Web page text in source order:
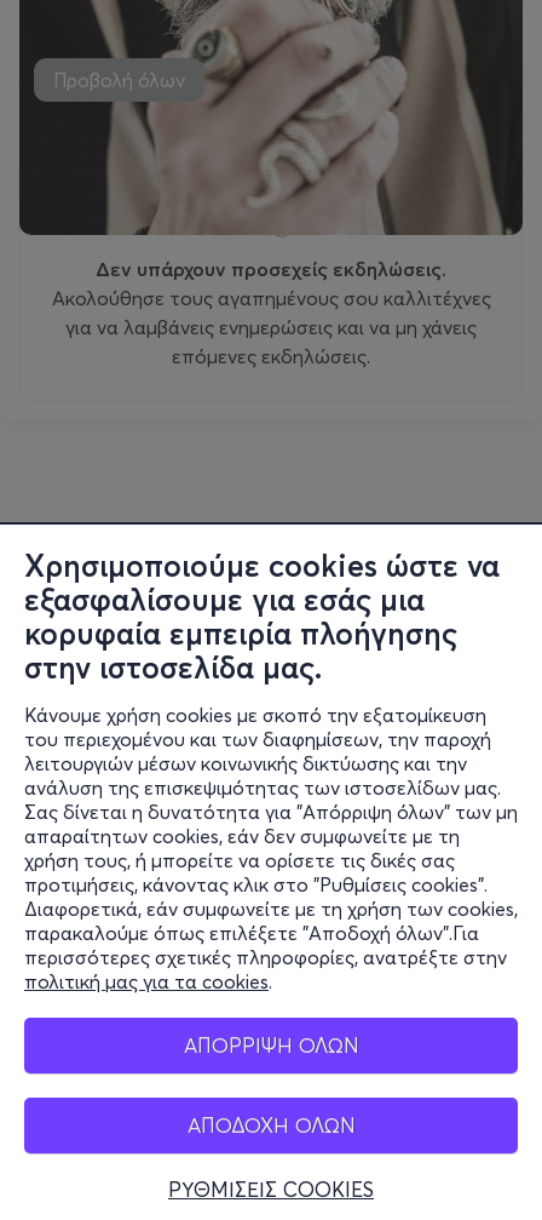
Χρησιμοποιούμε cookies ώστε να
εξασφαλίσουμε για εσάς μια
κορυφαία εμπειρία πλοήγησης
στην ιστοσελίδα μας.
Κάνουμε χρήση cookies με σκοπό την εξατομίκευση
του περιεχομένου και των διαφημίσεων, την παροχή
λειτουργιών μέσων κοινωνικής δικτύωσης και την
ανάλυση της επισκεψιμότητας των ιστοσελίδων μας.
Σας δίνεται η δυνατότητα για "Απόρριψη όλων" των μη
απαραίτητων cookies, εάν δεν συμφωνείτε με τη
χρήση τους, ή μπορείτε να ορίσετε τις δικές σας
προτιμήσεις, κάνοντας κλικ στο "Ρυθμίσεις cookies".
Διαφορετικά, εάν συμφωνείτε με τη χρήση των cookies,
παρακαλούμε όπως επιλέξετε "Αποδοχή όλων".Για
περισσότερες σχετικές πληροφορίες, ανατρέξτε στην
πολιτική μας για τα cookies.
ΑΠΟΡΡΙΨΗ ΟΛΩΝ
ΑΠΟΔΟΧΗ ΟΛΩΝ
ΡΥΘΜΙΣΕΙΣ COOKIES
Προβολή όλων
Εκδηλώσεις
Δεν υπάρχουν προσεχείς εκδηλώσεις.
Ακολούθησε τους αγαπημένους σου καλλιτέχνες
για να λαμβάνεις ενημερώσεις και να μη χάνεις
επόμενες εκδηλώσεις.
Πληροφορίες
Υποστήριξη
Stay Connected
Mobile app